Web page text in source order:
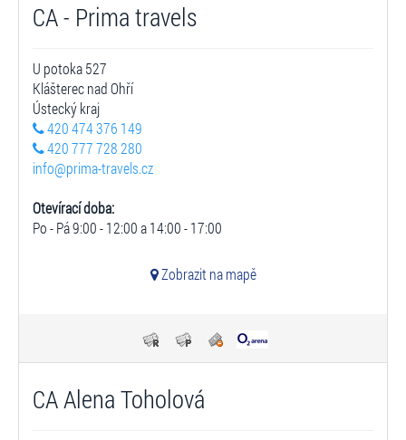
CA - Prima travels
U potoka 527
Klášterec nad Ohří
Ústecký kraj
420 474 376 149
420 777 728 280
info@prima-travels.cz
Otevírací doba:
Po - Pá 9:00 - 12:00 a 14:00 - 17:00
Zobrazit na mapě
CA Alena Toholová